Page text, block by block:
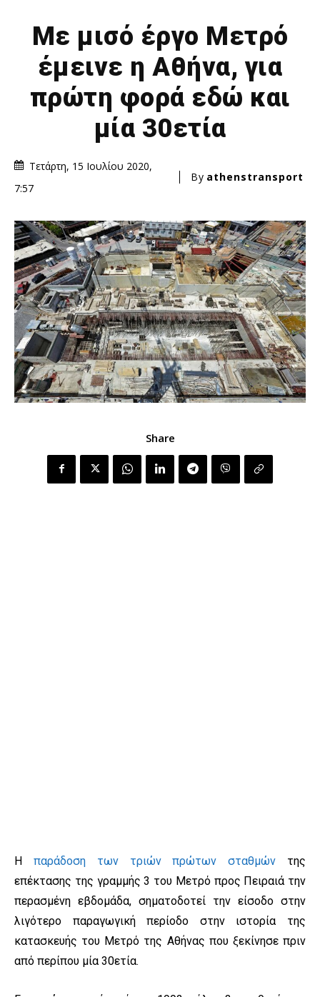
Με μισό έργο Μετρό
έμεινε η Αθήνα, για
πρώτη φορά εδώ και
μία 30ετία
Τετάρτη, 15 Ιουλίου 2020,
7:57
By athenstransport
Share
Η παράδοση των τριών πρώτων σταθμών της
επέκτασης της γραμμής 3 του Μετρό προς Πειραιά την
περασμένη εβδομάδα, σηματοδοτεί την είσοδο στην
λιγότερο παραγωγική περίοδο στην ιστορία της
κατασκευής του Μετρό της Αθήνας που ξεκίνησε πριν
από περίπου μία 30ετία.